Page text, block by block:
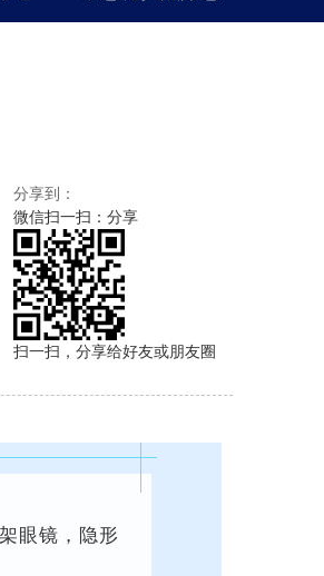
分享到：
微信扫一扫：分享
扫一扫，分享给好友或朋友圈
眼镜，隐形